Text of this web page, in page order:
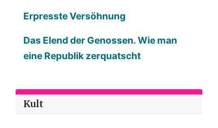
Erpresste Versöhnung
Das Elend der Genossen. Wie man
eine Republik zerquatscht
Kult